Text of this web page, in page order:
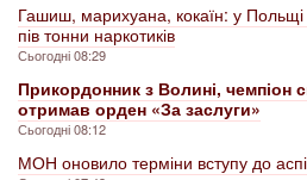
Гашиш, марихуана, кокаїн: у
пів тонни наркотиків
Сьогодні 08:29
Прикордонник з Волині, чемпіон
отримав орден «За заслуги»
Сьогодні 08:12
МОН оновило терміни вступу до